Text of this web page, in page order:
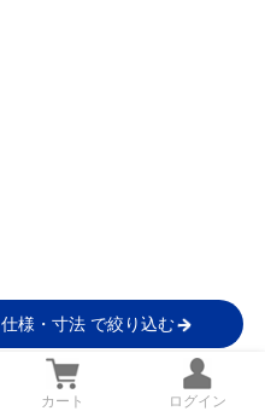
仕様・寸法 で絞り込む
カート ログイン